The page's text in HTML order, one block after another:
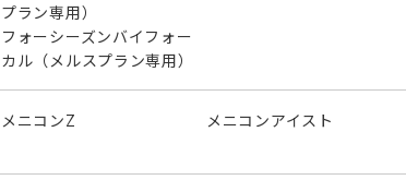
プラン専用）
フォーシーズンバイフォー
カル（メルスプラン専用）
メニコンZ メニコンアイスト